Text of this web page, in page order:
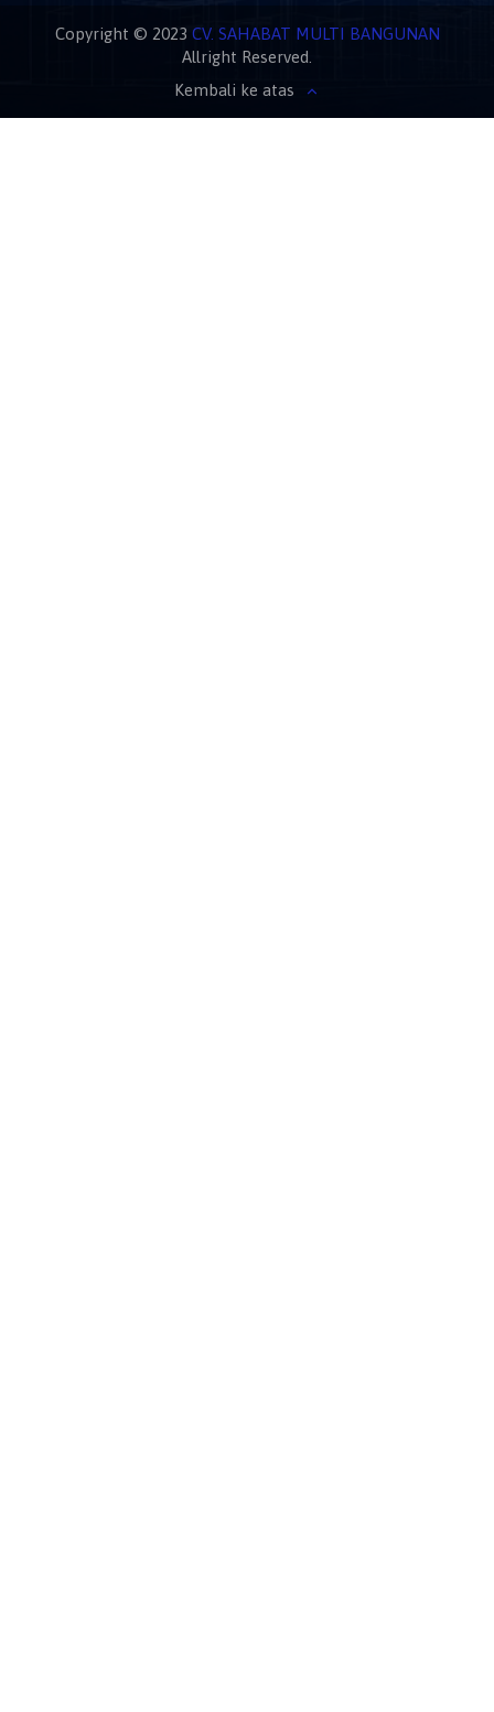
Copyright © 2023 CV. SAHABAT MULTI BANGUNAN
Allright Reserved.
Kembali ke atas